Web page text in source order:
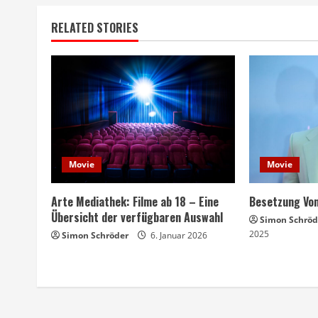
RELATED STORIES
Movie
Arte Mediathek: Filme ab 18 – Eine
Übersicht der verfügbaren Auswahl
Simon Schröder 6. Januar 2026
Movie
Besetzung
Simon
2025